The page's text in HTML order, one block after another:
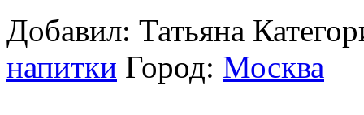
Добавил: Татьяна
напитки Город: Москва